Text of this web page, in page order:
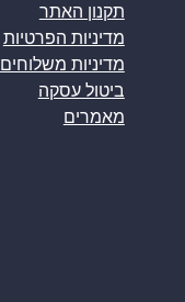
תקנון האתר
מדיניות הפרטיות
מדיניות משלוחים
ביטול עסקה
מאמרים